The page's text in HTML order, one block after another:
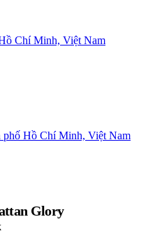
Chí Minh, Việt Nam
Hồ Chí Minh, Việt Nam
Glory